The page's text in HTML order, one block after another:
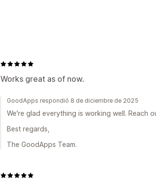
Works great as of now.
GoodApps respondió 8 de diciembre de 2025
We're glad everything is working well. Reach
Best regards,
The GoodApps Team.